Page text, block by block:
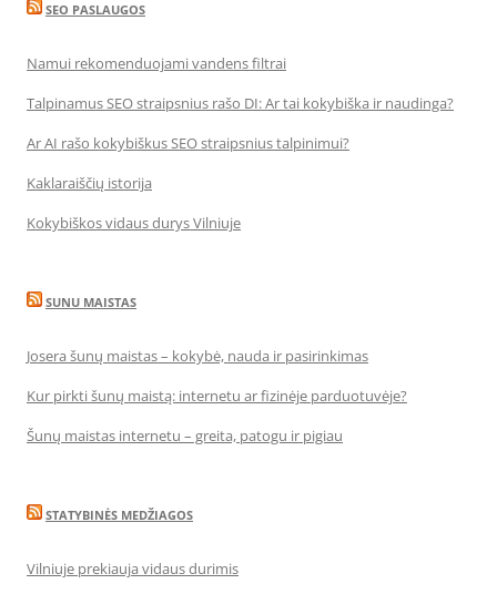
SEO PASLAUGOS
Namui rekomenduojami vandens filtrai
Talpinamus SEO straipsnius rašo DI: Ar tai kokybiška ir naudinga?
Ar AI rašo kokybiškus SEO straipsnius talpinimui?
Kaklaraiščių istorija
Kokybiškos vidaus durys Vilniuje
SUNU MAISTAS
Josera šunų maistas – kokybė, nauda ir pasirinkimas
Kur pirkti šunų maistą: internetu ar fizinėje parduotuvėje?
Šunų maistas internetu – greita, patogu ir pigiau
STATYBINĖS MEDŽIAGOS
Vilniuje prekiauja vidaus durimis